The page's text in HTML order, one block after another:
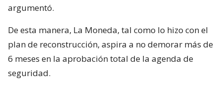
argumentó.
De esta manera, La Moneda, tal como lo hizo con el
plan de reconstrucción, aspira a no demorar más de
6 meses en la aprobación total de la agenda de
seguridad.